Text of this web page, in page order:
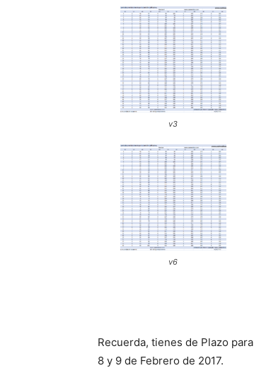
v3
v6
Recuerda, tienes de Plazo para
8 y 9 de Febrero de 2017.